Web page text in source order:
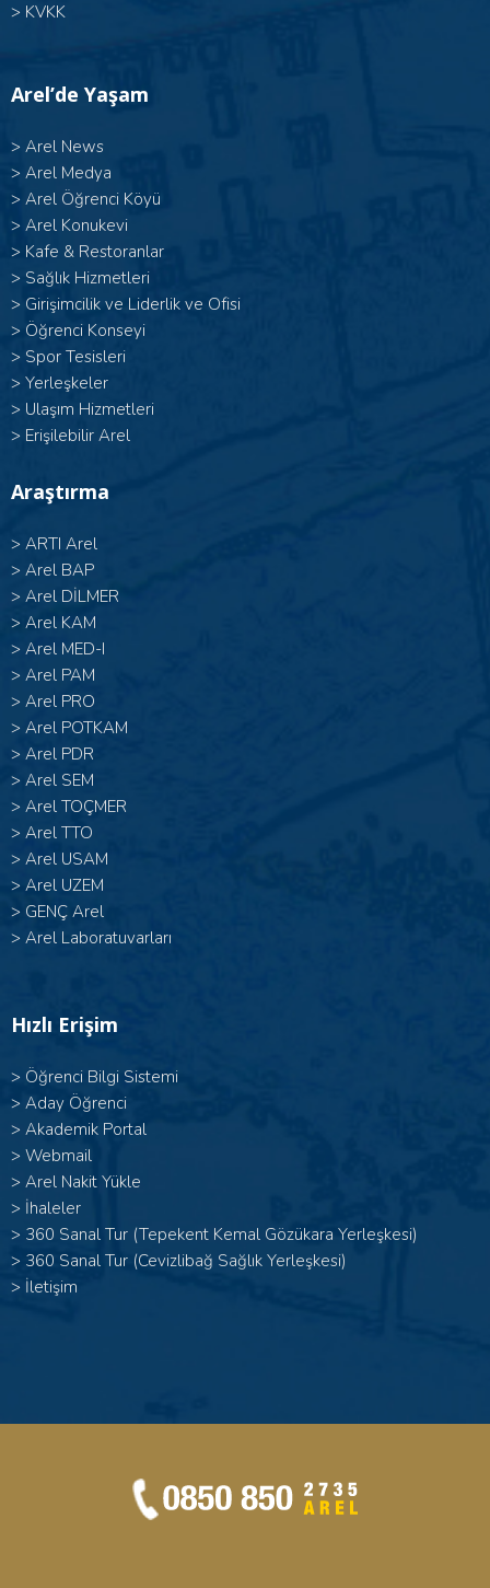
> KVKK
Arel’de Yaşam
> Arel News
> Arel Medya
> Arel Öğrenci Köyü
> Arel Konukevi
> Kafe & Restoranlar
> Sağlık Hizmetleri
> Girişimcilik ve Liderlik ve Ofisi
> Öğrenci Konseyi
> Spor Tesisleri
> Yerleşkeler
> Ulaşım Hizmetleri
> Erişilebilir Arel
Araştırma
> ARTI Arel
> Arel BAP
> Arel DİLMER
> Arel KAM
> Arel MED-I
> Arel PAM
> Arel PRO
> Arel POTKAM
> Arel PDR
> Arel SEM
> Arel TOÇMER
> Arel TTO
> Arel USAM
> Arel UZEM
> GENÇ Arel
> Arel Laboratuvarları
Hızlı Erişim
> Öğrenci Bilgi Sistemi
> Aday Öğrenci
> Akademik Portal
> Webmail
> Arel Nakit Yükle
> İhaleler
> 360 Sanal Tur (Tepekent Kemal Gözükara Yerleşkesi)
> 360 Sanal Tur (Cevizlibağ Sağlık Yerleşkesi)
> İletişim